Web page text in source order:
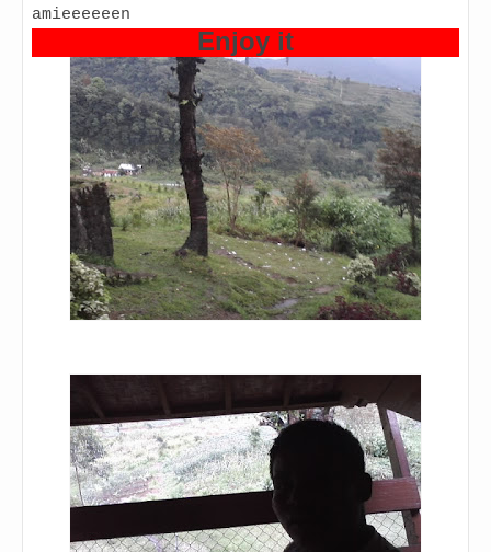
amieeeeeen
Enjoy it